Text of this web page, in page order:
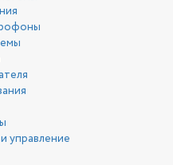
управление